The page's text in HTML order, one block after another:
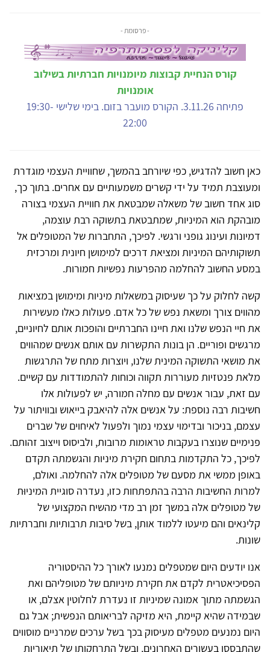
- פרסומת -
קורס הנחיית קבוצות מיומנויות חברתיות בשילוב
אומנויות
פתיחה 3.11.26. הקורס מועבר בזום. בימי שלישי 19:30-
22:00
כאן חשוב להדגיש, כפי שיורחב בהמשך, שחוויית העצמי מוגדרת
ומעוצבת תמיד על ידי קשרים משמעותיים עם אחרים. בתוך כך,
סוג אחד חשוב של משאלה שמבטאת את חוויית העצמי בצורה
מובהקת הוא המיניות, שמתבטאת בתשוקה רבת עוצמה,
דמיונות ועינוג גופני ורגשי. לפיכך, התחברות של המטופלים אל
תשוקותיהם המיניות ומציאת דרכים למימושן חיונית ומרכזית
במסע החשוב להחלמה מהפרעות נפשיות חמורות.
קשה לחלוק על כך שעיסוק במשאלות מיניות ומימושן במציאות
מהווים צורך ומשאת נפש של כל אדם. פעולות כאלו מעשירות
את חיי הנפש שלנו ואת חיינו החברתיים והופכות אותם לחיוניים,
מרגשים ופוריים. הן בונות התקשרות עם אותם אנשים שמהווים
את מושאי התשוקה המינית שלנו, ויוצרות מתח של התרגשות
מלאת פנטזיות מעוררות תקווה וכוחות להתמודדות עם קשיים.
עם זאת, עבור אנשים עם מחלה חמורה, יש לפעולות אלו
חשיבות רבה נוספת: על אנשים אלה להיאבק בייאוש ובוויתור על
עצמם, בניכור ובדימוי עצמי נמוך ולפעול לאיחוים של שברים
פנימיים שנוצרו בעקבות טראומות מרובות, ולביסוס וייצוב זהותם.
לפיכך, כל התקדמות בתחום חקירת מיניות והגשמתה תקדם
באופן ממשי את מסעם של מטופלים אלה להחלמה. ואולם,
למרות החשיבות הרבה בהתפתחות כזו, נעדרה סוגיית המיניוּת
של מטופלים אלה במשך זמן רב מדי מהשיח המקצועי של
קלינאים והם מיעטו ללמוד אותן, בשל סיבות תרבותיות וחברתיות
שונות.
אנו יודעים היום שמטפלים נמנעו לאורך כל ההיסטוריה
הפסיכיאטרית לקדם את חקירת מיניותם של מטופליהם ואת
הגשמתה מתוך אמונה שמיניות זו נעדרת לחלוטין אצלם, או
שבמידה שהיא קיימת, היא מזיקה לבריאותם הנפשית; אבל גם
היום נמנעים מטפלים מעיסוק בכך בשל ערכים שמרניים מוסווים
שהתבססו בעשורים האחרונים, ובשל התרחקותן של תיאוריות